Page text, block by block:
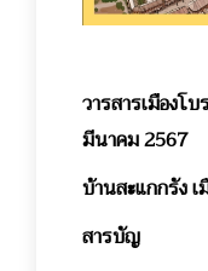
วารสารเมือง
มีนาคม 2567
บ้านสะแกกรัง เ
สารบัญ